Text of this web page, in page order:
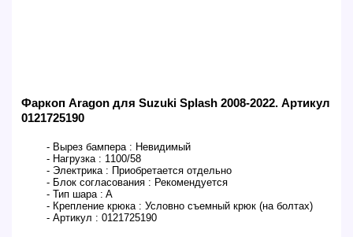
Фаркоп Aragon для Suzuki Splash 2008-2022. Артикул
0121725190
- Вырез бампера : Невидимый
- Нагрузка : 1100/58
- Электрика : Приобретается отдельно
- Блок согласования : Рекомендуется
- Тип шара : A
- Крепление крюка : Условно съемный крюк (на болтах)
- Артикул : 0121725190